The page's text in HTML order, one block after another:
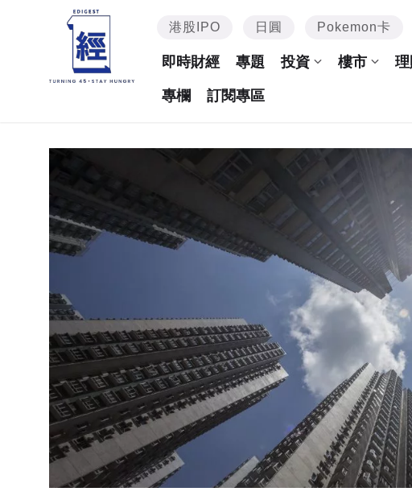
港股IPO 日圓 Pokemon卡
即時財經 專題 投資 樓市
專欄 訂閱專區